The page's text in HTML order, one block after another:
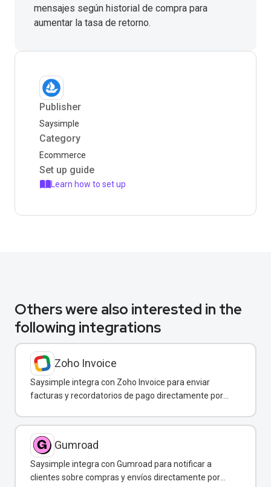
mensajes según historial de compra para
aumentar la tasa de retorno.
Publisher
Saysimple
Category
Ecommerce
Set up guide
Learn how to set up
Others were also interested in the
following integrations
Zoho Invoice
Saysimple integra con Zoho Invoice para enviar
facturas y recordatorios de pago directamente por
Gumroad
Saysimple integra con Gumroad para notificar a
clientes sobre compras y envíos directamente por